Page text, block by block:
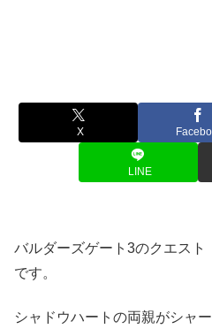
X
LINE
バルダーズゲート3のクエスト
です。
シャドウハートの両親がシャ